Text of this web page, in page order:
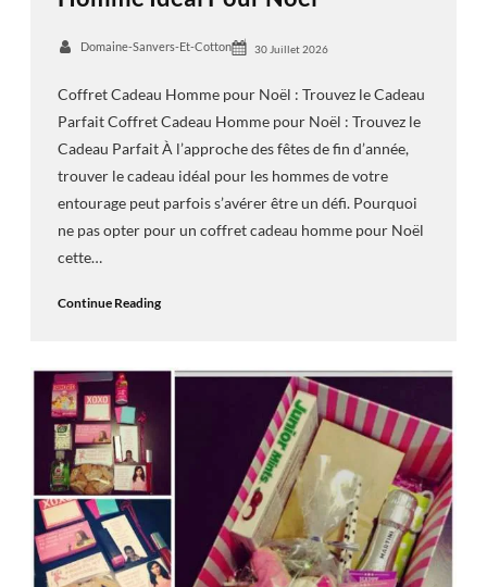
Domaine-Sanvers-Et-Cotton 30 Juillet 2026
Coffret Cadeau Homme pour Noël : Trouvez le Cadeau
Parfait Coffret Cadeau Homme pour Noël : Trouvez le
Cadeau Parfait À l’approche des fêtes de fin d’année,
trouver le cadeau idéal pour les hommes de votre
entourage peut parfois s’avérer être un défi. Pourquoi
ne pas opter pour un coffret cadeau homme pour Noël
cette…
Continue Reading